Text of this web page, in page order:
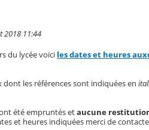
2018 11:44
du lycée voici les dates et heures
dont les références sont indiquées en
été empruntés etaucune
et heures indiquées merci de